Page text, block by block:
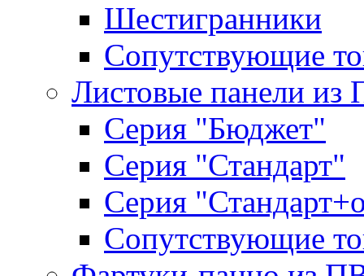
Шестигранники
Сопутствующие
Листовые панели из
Серия "Бюджет"
Серия "Стандарт"
Серия
Сопутствующие